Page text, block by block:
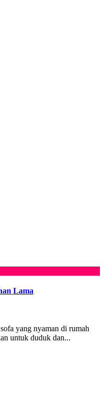
Lama
yang nyaman di rumah
untuk duduk dan...